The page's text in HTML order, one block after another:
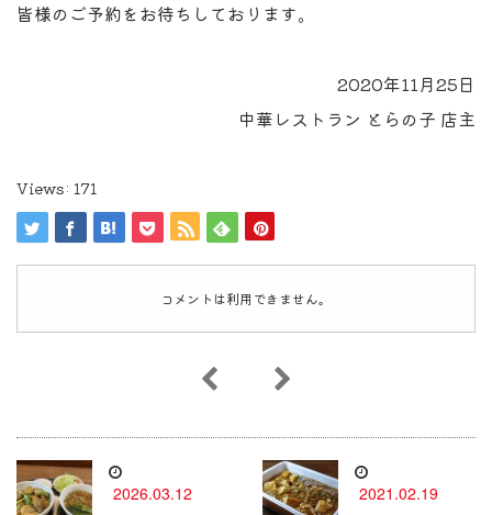
皆様のご予約をお待ちしております。
2020年11月25日
中華レストラン とらの子 店主
Views: 171
コメントは利用できません。
2026.03.12
2021.02.19